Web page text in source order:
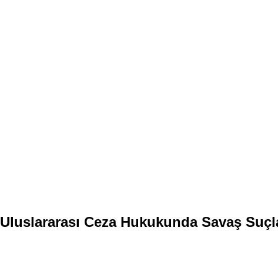
Uluslararası Ceza Hukukunda Savaş